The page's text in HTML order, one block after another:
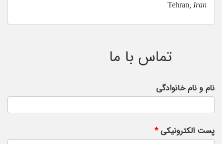
Tehran , Iran
تماس با ما
نام و نام خانوادگی
پست الکترونیکی